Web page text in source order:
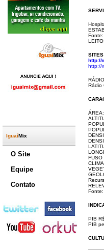
IguaíMix
O Site
Equipe
Contato
http://
http://
Rádio
FUSO
PIB
PIB